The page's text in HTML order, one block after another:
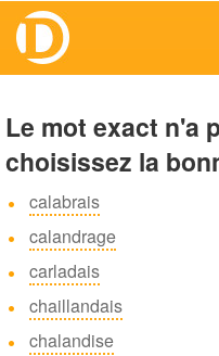
Le mot exact n'a
choisissez la
calabrais
calandrage
carladais
chaillandais
chalandise